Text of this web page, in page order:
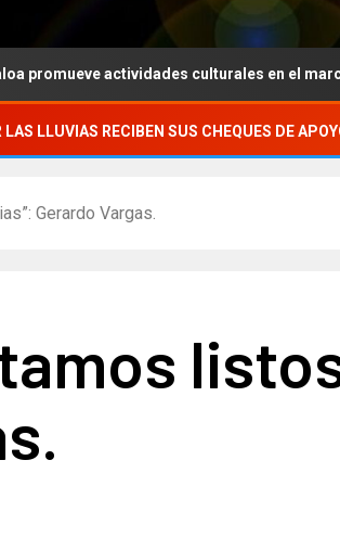
actividades culturales en el marco del Día
LLUVIAS RECIBEN SUS CHEQUES DE
Gerardo Vargas.